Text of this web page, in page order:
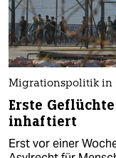
Migrationspolitik in
Erste
inhaftiert
Erst vor einer